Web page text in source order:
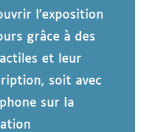
l'exposition
grâce à des
et leur
soit avec
sur la